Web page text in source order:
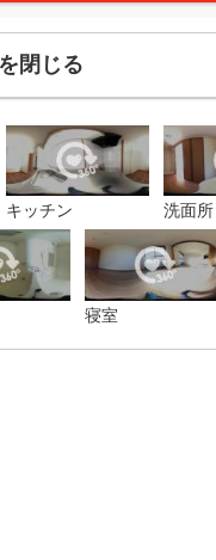
閉じる
キッチン 洗面所
寝室